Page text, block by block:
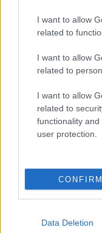
I want to allow
related to
I want to allow
related to
I want to allow
related to
functionality
user protection.
CONFIRM
Data Deletion
A post shared by